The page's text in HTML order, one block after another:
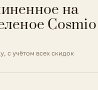
на
Cosmio
с учётом всех скидок